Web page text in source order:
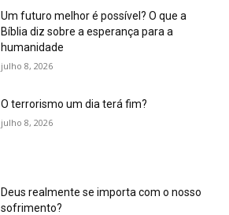
Um futuro melhor é possível? O que a
Bíblia diz sobre a esperança para a
humanidade
julho 8, 2026
O terrorismo um dia terá fim?
julho 8, 2026
Deus realmente se importa com o nosso
sofrimento?